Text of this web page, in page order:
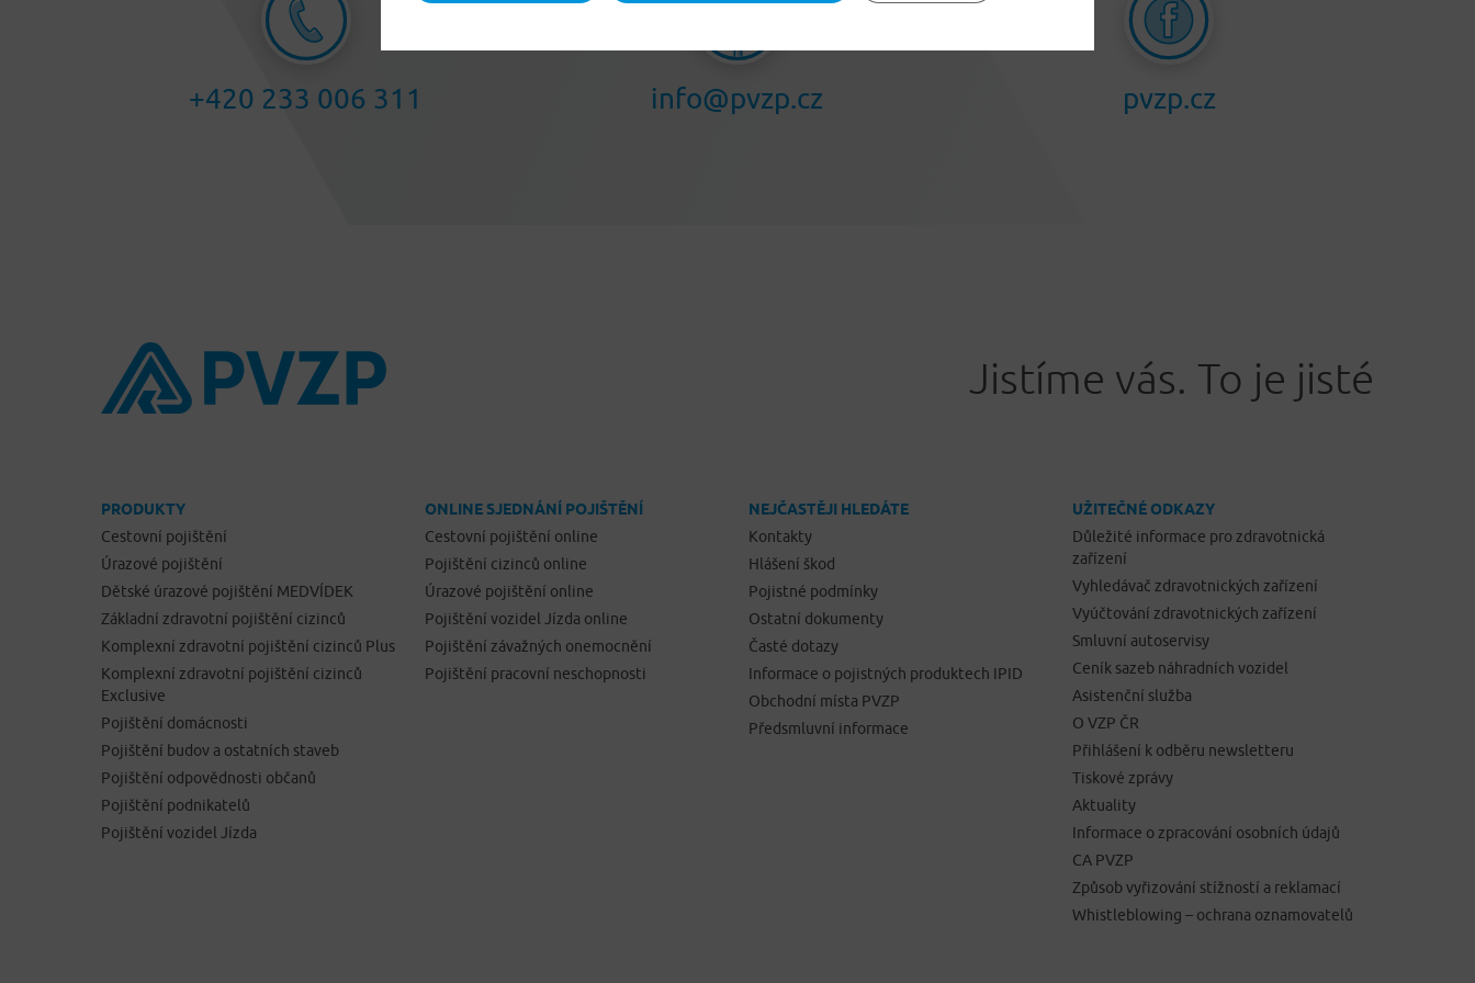
+420 233 006 311 info@pvzp.cz pvzp.cz
Jistíme vás. To je jisté
PRODUKTY
Cestovní pojištění
Úrazové pojištění
Dětské úrazové pojištění MEDVÍDEK
Základní zdravotní pojištění cizinců
Komplexní zdravotní pojištění cizinců Plus
Komplexní zdravotní pojištění cizinců
Exclusive
Pojištění domácnosti
Pojištění budov a ostatních staveb
Pojištění odpovědnosti občanů
Pojištění podnikatelů
Pojištění vozidel Jízda
ONLINE SJEDNÁNÍ POJIŠTĚNÍ
Cestovní pojištění online
Pojištění cizinců online
Úrazové pojištění online
Pojištění vozidel Jízda online
Pojištění závažných onemocnění
Pojištění pracovní neschopnosti
NEJČASTĚJI HLEDÁTE
Kontakty
Hlášení škod
Pojistné podmínky
Ostatní dokumenty
Časté dotazy
Informace o pojistných produktech IPID
Obchodní místa PVZP
Předsmluvní informace
UŽITEČNÉ ODKAZY
Důležité informace pro zdravotnická
zařízení
Vyhledávač zdravotnických zařízení
Vyúčtování zdravotnických zařízení
Smluvní autoservisy
Ceník sazeb náhradních vozidel
Asistenční služba
O VZP ČR
Přihlášení k odběru newsletteru
Tiskové zprávy
Aktuality
Informace o zpracování osobních údajů
CA PVZP
Způsob vyřizování stížností a reklamací
Whistleblowing – ochrana oznamovatelů